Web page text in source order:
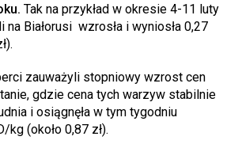
Tak na przykład w okresie 4-11 luty
na Białorusi wzrosła i wyniosła 0,27
zauważyli stopniowy wzrost cen
gdzie cena tych warzyw stabilnie
i osiągnęła w tym tygodniu
kg (około 0,87 zł).